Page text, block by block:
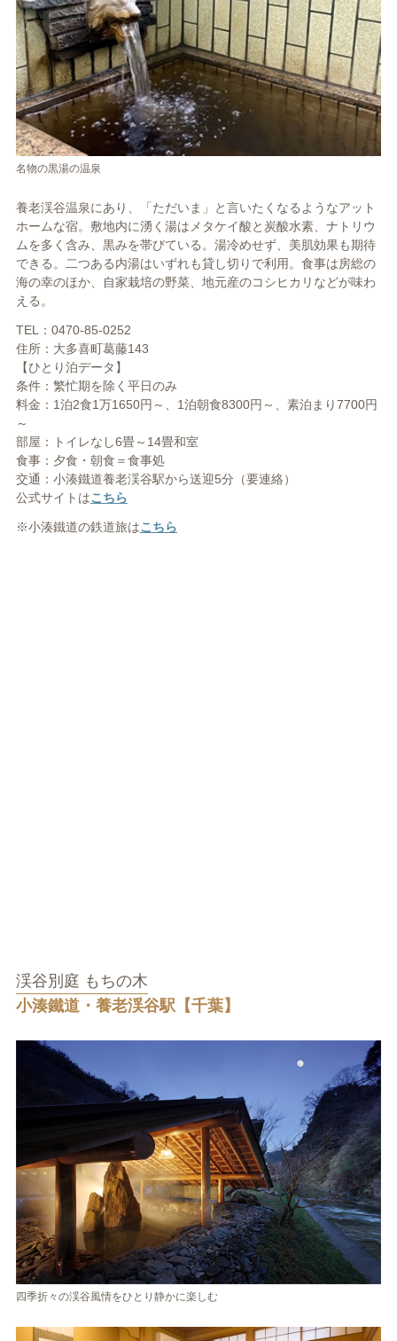
名物の黒湯の温泉
養老渓谷温泉にあり、「ただいま」と言いたくなるようなアット
ホームな宿。敷地内に湧く湯はメタケイ酸と炭酸水素、ナトリウ
ムを多く含み、黒みを帯びている。湯冷めせず、美肌効果も期待
できる。二つある内湯はいずれも貸し切りで利用。食事は房総の
海の幸のほか、自家栽培の野菜、地元産のコシヒカリなどが味わ
える。
TEL：0470-85-0252
住所：大多喜町葛藤143
【ひとり泊データ】
条件：繁忙期を除く平日のみ
料金：1泊2食1万1650円～、1泊朝食8300円～、素泊まり7700円
～
部屋：トイレなし6畳～14畳和室
食事：夕食・朝食＝食事処
交通：小湊鐵道養老渓谷駅から送迎5分（要連絡）
公式サイトはこちら
※小湊鐵道の鉄道旅はこちら
渓谷別庭 もちの木
小湊鐵道・養老渓谷駅【千葉】
四季折々の渓谷風情をひとり静かに楽しむ